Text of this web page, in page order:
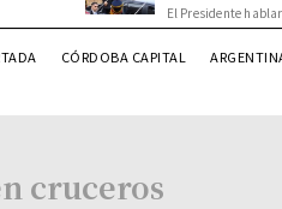
El Presidente
CÓRDOBA CAPITAL
cruceros